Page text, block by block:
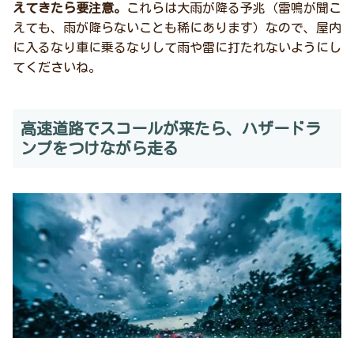
えてきたら要注意。
これらは大雨が降る予兆（雷鳴が聞こ
えても、雨が降らないことも稀にあります）なので、屋内
に入るなり車に乗るなりして雨や雷に打たれないようにし
てくださいね。
高速道路でスコールが来たら、ハザードラ
ンプをつけながら走る